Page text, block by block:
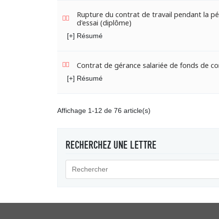
Rupture du contrat de travail pendant la
d'essai (diplôme)
[+] Résumé
Contrat de gérance salariée de fonds de
[+] Résumé
Affichage 1-12 de 76 article(s)
RECHERCHEZ UNE LETTRE